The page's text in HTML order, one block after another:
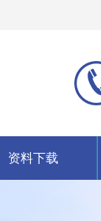
资料下载